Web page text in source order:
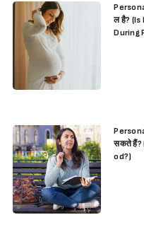
ल है?
During
सकते हैं?
od?)